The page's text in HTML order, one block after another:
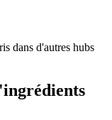
dans d'autres hubs